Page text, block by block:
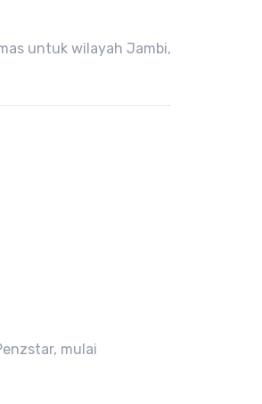
untuk wilayah Jambi,
mulai